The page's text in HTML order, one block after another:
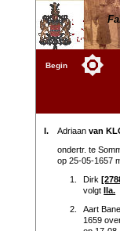
Begin
I. Adriaan van
ondertr. te
op 25-05-1657
1.
Dirk
volgtIIa.
2.
Aart
1659